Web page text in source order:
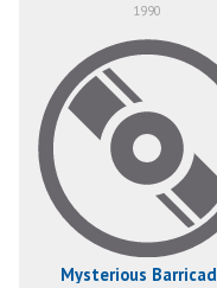
1990
Mysterious